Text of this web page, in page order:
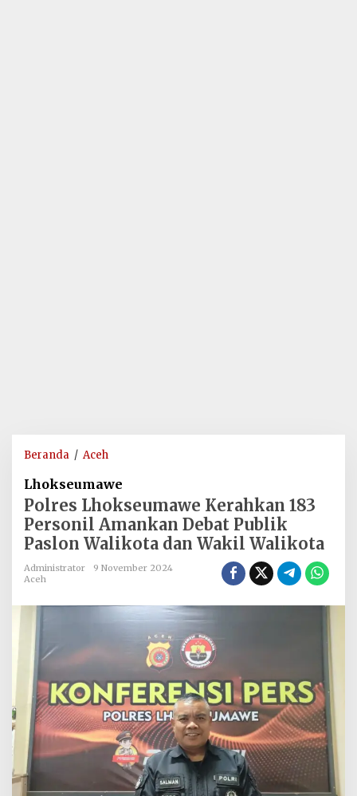
Beranda / Aceh
Kerahkan
183
Personil
Amankan
Walikota
Walikota
Lhokseumawe
Polres Lhokseumawe Kerahkan 183
Personil Amankan Debat Publik
Paslon Walikota dan Wakil Walikota
Administrator
9 November 2024
Aceh